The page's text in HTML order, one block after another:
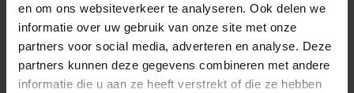
en om ons websiteverkeer te analyseren. Ook delen we
informatie over uw gebruik van onze site met onze
partners voor social media, adverteren en analyse. Deze
partners kunnen deze gegevens combineren met andere
informatie die u aan ze heeft verstrekt of die ze hebben
contactformulier ook een optie. In dat geval nemen we
binnen 24 uurcontactmet u op voor het maken van een
afspraak.